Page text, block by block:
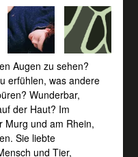
Augen zu sehen?
erfühlen, was andere
Wunderbar,
der Haut? Im
Murg und am Rhein,
Sie liebte
und Tier,